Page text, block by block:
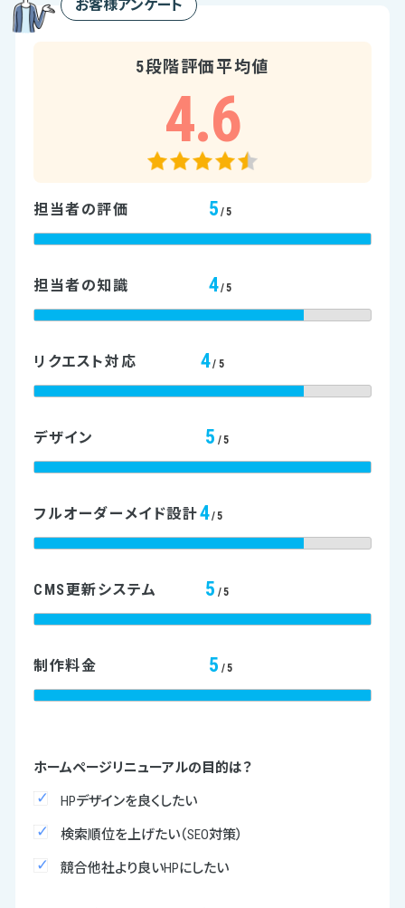
お客様アンケート
5段階評価平均値
4.6
担当者の評価 5 /5
担当者の知識 4/5
リクエスト対応 4/5
デザイン 5 /5
フルオーダーメイド設計4/5
CMS更新システム 5 /5
制作料金 5 /5
ホームページリニューアルの目的は？
HPデザインを良くしたい
検索順位を上げたい（SEO対策）
競合他社より良いHPにしたい